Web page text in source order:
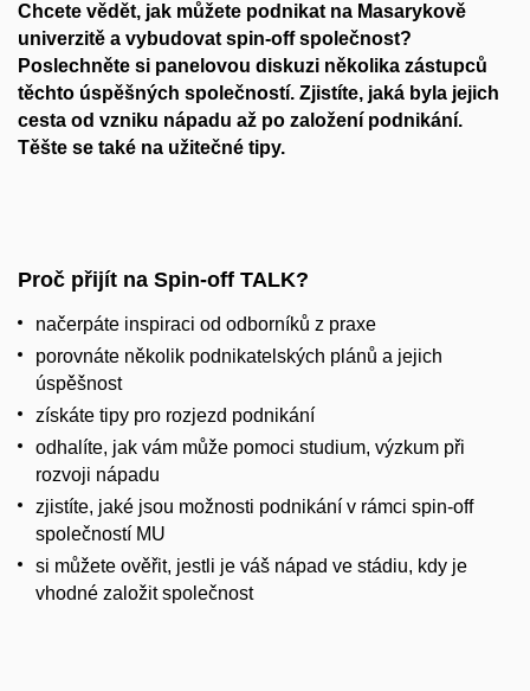
Chcete vědět, jak můžete podnikat na Masarykově
univerzitě a vybudovat spin-off společnost?
Poslechněte si panelovou diskuzi několika zástupců
těchto úspěšných společností. Zjistíte, jaká byla jejich
cesta od vzniku nápadu až po založení podnikání.
Těšte se také na užitečné tipy.
Proč přijít na Spin-off TALK?
načerpáte inspiraci od odborníků z praxe
porovnáte několik podnikatelských plánů a jejich
úspěšnost
získáte tipy pro rozjezd podnikání
odhalíte, jak vám může pomoci studium, výzkum při
rozvoji nápadu
zjistíte, jaké jsou možnosti podnikání v rámci spin-off
společností MU
si můžete ověřit, jestli je váš nápad ve stádiu, kdy je
vhodné založit společnost